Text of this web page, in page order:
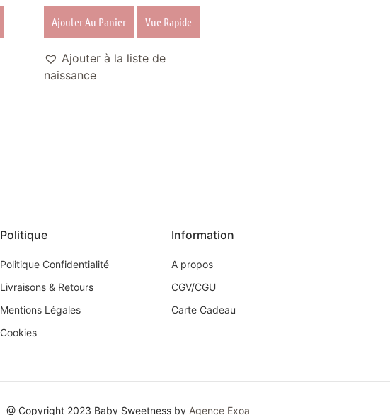
Ajouter Au Panier Vue Rapide
Ajouter à la liste de
naissance
Politique
Politique Confidentialité
Livraisons & Retours
Mentions Légales
Cookies
Information
A propos
CGV/CGU
Carte Cadeau
@ Copyright 2023 Baby Sweetness by Agence Exoa